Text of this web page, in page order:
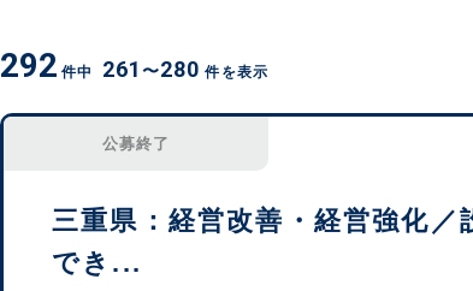
292 件中 261〜280 件を表示
公募終了
三重県：経営改善・経営強化／
でき...